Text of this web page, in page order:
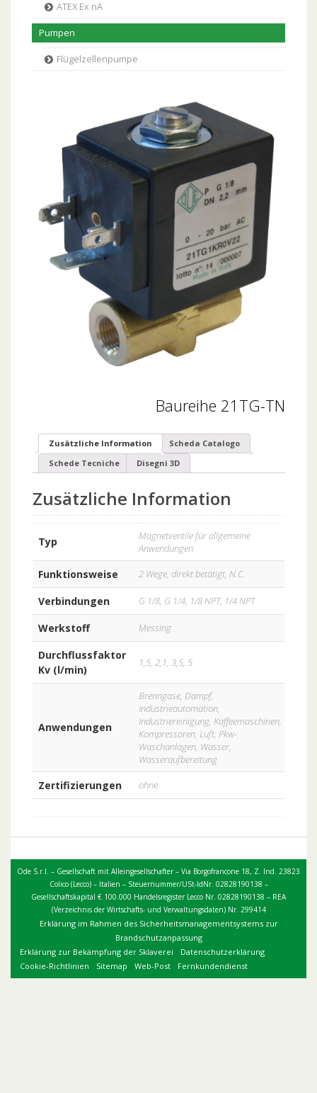
ATEX Ex nA
Pumpen
Flügelzellenpumpe
Baureihe 21TG-TN
Zusätzliche Information
Scheda Catalogo
Schede Tecniche
Disegni 3D
Zusätzliche Information
Typ
Magnetventile für allgemeine
Anwendungen
Funktionsweise 2 Wege, direkt betätigt, N.C.
Verbindungen G 1/8, G 1/4, 1/8 NPT, 1/4 NPT
Werkstoff Messing
Durchflussfaktor
Kv (l/min)
1,5, 2,1, 3,5, 5
Anwendungen
Brenngase, Dampf,
Industrieautomation,
Industriereinigung, Kaffeemaschinen,
Kompressoren, Luft, Pkw-
Waschanlagen, Wasser,
Wasseraufbereitung
Zertifizierungen ohne
Ode S.r.l. – Gesellschaft mit Alleingesellschafter – Via Borgofrancone 18, Z. Ind. 23823
Colico (Lecco) – Italien – Steuernummer/USt-IdNr. 02828190138 –
Gesellschaftskapital € 100.000 Handelsregister Lecco Nr. 02828190138 – REA
(Verzeichnis der Wirtschafts- und Verwaltungsdaten) Nr. 299414
Erklärung im Rahmen des Sicherheitsmanagementsystems zur
Brandschutzanpassung
Erklärung zur Bekämpfung der Sklaverei
Datenschutzerklärung
Cookie-Richtlinien
Sitemap Web-Post Fernkundendienst